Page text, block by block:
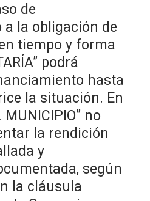
de
la obligación de
tiempo y forma
podrá
hasta
la situación. En
no
la rendición
y
según
la cláusula